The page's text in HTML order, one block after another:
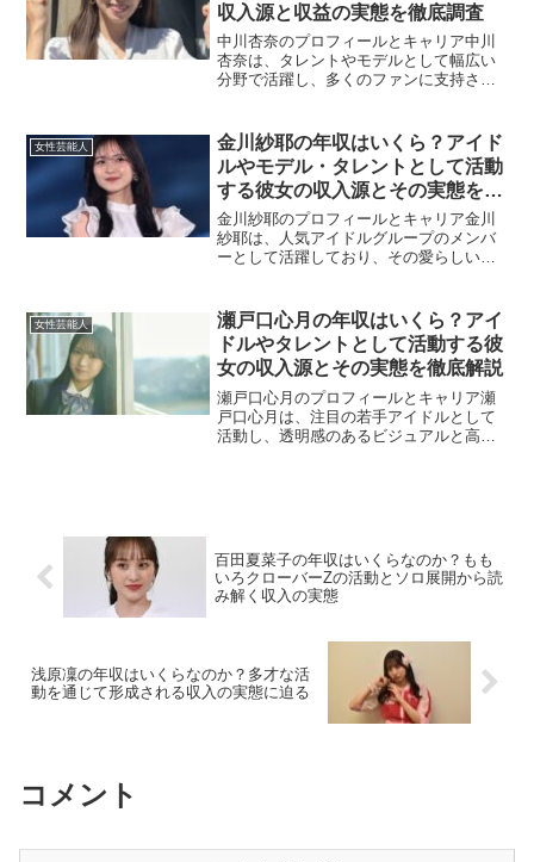
収入源と収益の実態を徹底調査
中川杏奈のプロフィールとキャリア中川
杏奈は、タレントやモデルとして幅広い
分野で活躍し、多くのファンに支持され
ジュアルと多才なスキルで注目を集めて
います。広告案件やブラ...
女性芸能人
金川紗耶の年収はいくら？アイド
ルやモデル・タレントとして活動
する彼女の収入源とその実態を徹
底解説
金川紗耶のプロフィールとキャリア金川
紗耶は、人気アイドルグループのメンバ
ーとして活躍しており、その愛らしいビ
デルやバラエティタレントとしても才能
を発揮しており、雑誌やテ...
女性芸能人
瀬戸口心月の年収はいくら？アイ
ドルやタレントとして活動する彼
女の収入源とその実態を徹底解説
瀬戸口心月のプロフィールとキャリア瀬
戸口心月は、注目の若手アイドルとして
活動し、透明感のあるビジュアルと高い
百田夏菜子の年収はいくらなのか？もも
いろクローバーZの活動とソロ展開から読
み解く収入の実態
浅原凜の年収はいくらなのか？多才な活
動を通じて形成される収入の実態に迫る
コメント